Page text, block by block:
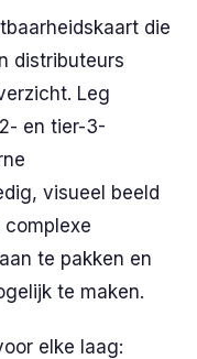
die
distributeurs
Leg
en tier-3-
visueel beeld
te pakken en
te maken.
elke laag: